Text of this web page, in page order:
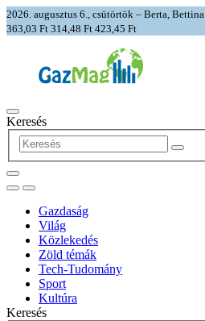
2026. augusztus 6., csütörtök – Berta, Bettina
363,03 Ft 314,48 Ft 423,45 Ft
Keresés
Gazdaság
Világ
Közlekedés
Zöld témák
Tech-Tudomány
Sport
Kultúra
Keresés